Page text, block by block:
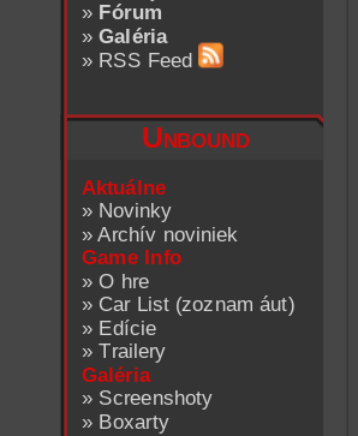
» Fórum
»Galéria
» RSS Feed
Unbound
Aktuálne
» Novinky
»Archív noviniek
Game Info
»O hre
» Car List (zoznam áut)
» Edície
»Trailery
Galéria
» Screenshoty
» Boxarty